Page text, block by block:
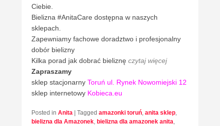
Ciebie.
Bielizna #AnitaCare dostępna w naszych
sklepach.
Zapewniamy fachowe doradztwo i profesjonalny
dobór bielizny
Kilka porad jak dobrać bieliznę czytaj więcej
Zapraszamy
sklep stacjonarny Toruń ul. Rynek Nowomiejski 12
sklep internetowy Kobieca.eu
Posted in Anita | Tagged amazonki toruń anita sklep
bielizna dla Amazonek bielizna dla amazonek anita